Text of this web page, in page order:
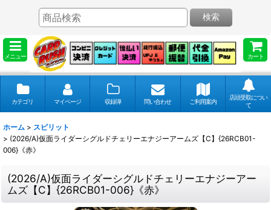
メニュー カート
検索
カテゴリ マイページ 収録弾 問い合わせ ご利用案内
店頭受取につい
て
ホーム > スピリット
> (2026/A)仮面ライダーシグルドチェリーエナジーアームズ【C】{26RCB01-
006}《赤》
(2026/A)仮面ライダーシグルドチェリーエナジーアー
ムズ【C】{26RCB01-006}《赤》